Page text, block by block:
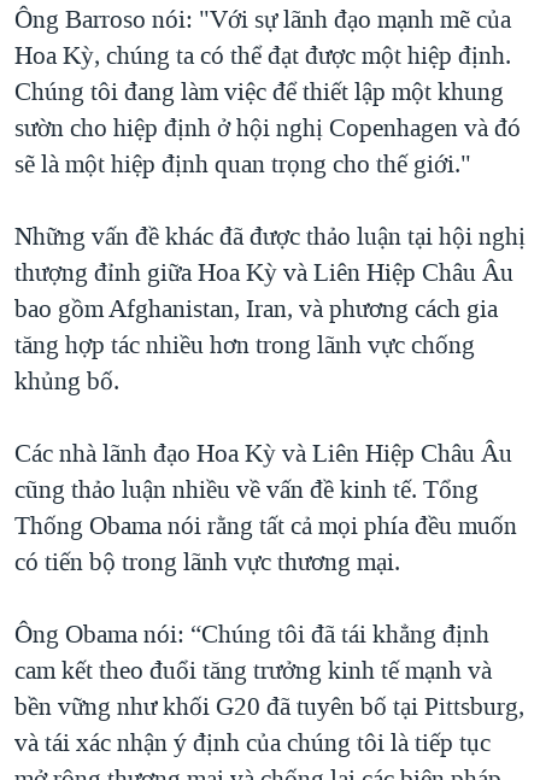
Ông Barroso nói: "Với sự lãnh đạo mạnh mẽ của
Hoa Kỳ, chúng ta có thể đạt được một hiệp định.
Chúng tôi đang làm việc để thiết lập một khung
sườn cho hiệp định ở hội nghị Copenhagen và đó
sẽ là một hiệp định quan trọng cho thế giới."
Những vấn đề khác đã được thảo luận tại hội nghị
thượng đỉnh giữa Hoa Kỳ và Liên Hiệp Châu Âu
bao gồm Afghanistan, Iran, và phương cách gia
tăng hợp tác nhiều hơn trong lãnh vực chống
khủng bố.
Các nhà lãnh đạo Hoa Kỳ và Liên Hiệp Châu Âu
cũng thảo luận nhiều về vấn đề kinh tế. Tổng
Thống Obama nói rằng tất cả mọi phía đều muốn
có tiến bộ trong lãnh vực thương mại.
Ông Obama nói: “Chúng tôi đã tái khẳng định
cam kết theo đuổi tăng trưởng kinh tế mạnh và
bền vững như khối G20 đã tuyên bố tại Pittsburg,
và tái xác nhận ý định của chúng tôi là tiếp tục